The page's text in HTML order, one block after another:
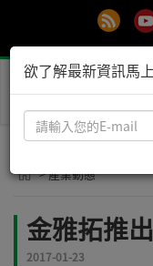
> 產業動態
金雅拓推
2017-01-23
欲了解最新資訊馬
請
輸
您
E-
mail